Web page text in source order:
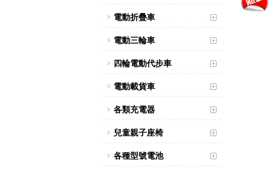
電動折疊車
電動三輪車
四輪電動代步車
電動載貨車
各類充電器
兒童親子座椅
各種型號電池